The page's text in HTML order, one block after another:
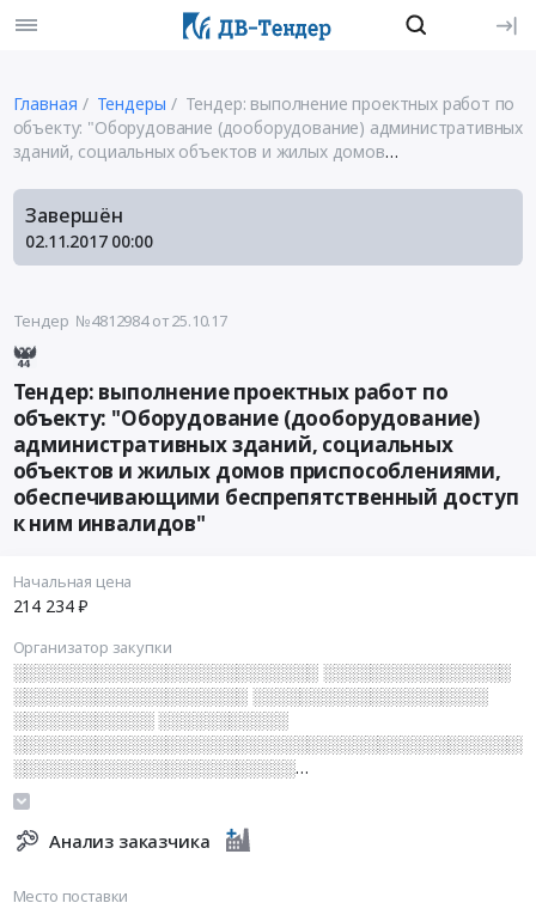
Главная Тендеры
Тендер: выполнение проектных работ по
объекту: "Оборудование (дооборудование) административных
зданий, социальных объектов и жилых домов
доступ к ним инвалидов"
Завершён
02.11.2017 00:00
Тендер №4812984от 25.10.17
Тендер: выполнение проектных работ по
объекту: "Оборудование (дооборудование)
административных зданий, социальных
объектов и жилых домов приспособлениями,
обеспечивающими беспрепятственный доступ
к ним инвалидов"
Начальная цена
214 234 ₽
Организатор закупки
░░░░░░░░░░░░░░░░░░░░░░░░░░ ░░░░░░░░░░░░░░░░
░░░░░░░░░░░░░░░░░░░░ ░░░░░░░░░░░░░░░░░░░░
░░░░░░░░░░░░ ░░░░░░░░░░░
░░░░░░░░░░░░░░░░░░░░░░░░
░░░░░░░░░░░░░░░░░░░░░░░░░░░
Анализ заказчика
Место поставки